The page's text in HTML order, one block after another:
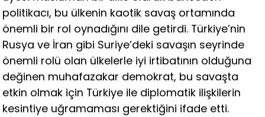
politikacı, bu ülkenin kaotik savaş ortamında
önemli bir rol oynadığını dile getirdi. Türkiye’nin
Rusya ve İran gibi Suriye’deki savaşın seyrinde
önemli rolü olan ülkelerle iyi irtibatının olduğuna
değinen muhafazakar demokrat, bu savaşta
etkin olmak için Türkiye ile diplomatik ilişkilerin
kesintiye uğramaması gerektiğini ifade etti.